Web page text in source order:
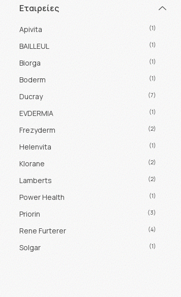
Εταιρείες
Apivita (1)
BAILLEUL (1)
Biorga (1)
Boderm (1)
Ducray (7)
EVDERMIA (1)
Frezyderm (2)
Helenvita (1)
Klorane (2)
Lamberts (2)
Power Health (1)
Priorin (3)
Rene Furterer (4)
Solgar (1)